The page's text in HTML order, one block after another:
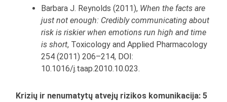
Barbara J. Reynolds (2011), When the facts are
just not enough: Credibly communicating about
risk is riskier when emotions run high and time
is short, Toxicology and Applied Pharmacology
254 (2011) 206–214, DOI:
10.1016/j.taap.2010.10.023.
Krizių ir nenumatytų atvejų rizikos komunikacija: 5